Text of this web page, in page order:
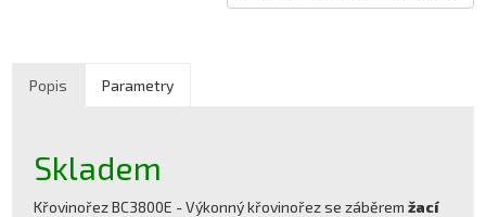
Popis Parametry
Skladem
Křovinořez BC3800E - Výkonný křovinořez se záběremžací